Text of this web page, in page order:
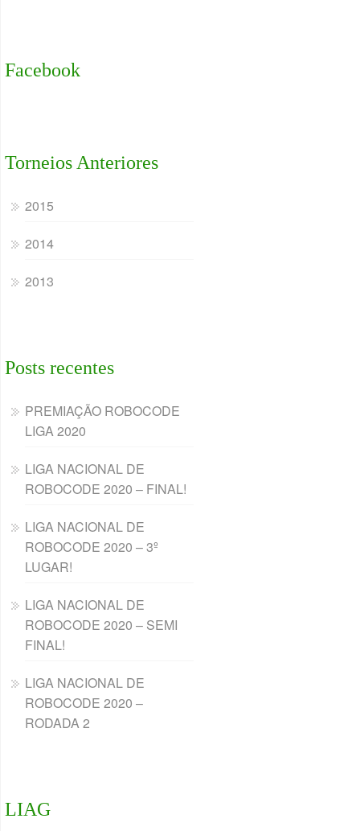
Facebook
Torneios Anteriores
2015
2014
2013
Posts recentes
PREMIAÇÃO ROBOCODE
LIGA 2020
LIGA NACIONAL DE
ROBOCODE 2020 – FINAL!
LIGA NACIONAL DE
ROBOCODE 2020 – 3º
LUGAR!
LIGA NACIONAL DE
ROBOCODE 2020 – SEMI
FINAL!
LIGA NACIONAL DE
ROBOCODE 2020 –
RODADA 2
LIAG